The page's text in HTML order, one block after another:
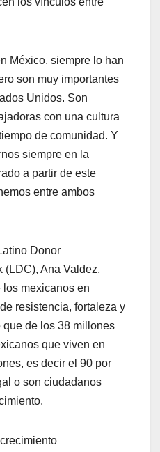
México, siempre lo han
son muy importantes
Unidos. Son
con una cultura
de comunidad. Y
siempre en la
a partir de este
entre ambos
Donor
(LDC), Ana Valdez,
mexicanos en
resistencia, fortaleza y
de los 38 millones
que viven en
es decir el 90 por
o son ciudadanos